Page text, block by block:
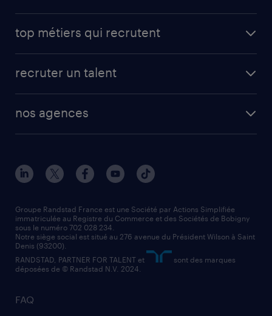
top métiers qui recrutent
recruter un talent
nos agences
FAQ
Groupe Randstad France est une Société par Actions Simplifiée
immatriculée au Registre du Commerce et des Sociétés de Bobigny
sous le numéro 702 028 234.
Notre siège social est situé au 276 avenue du Président Wilson à Saint
Denis (93200).
RANDSTAD, PARTNER FOR TALENT et
sont des marques
déposées de © Randstad N.V. 2024.